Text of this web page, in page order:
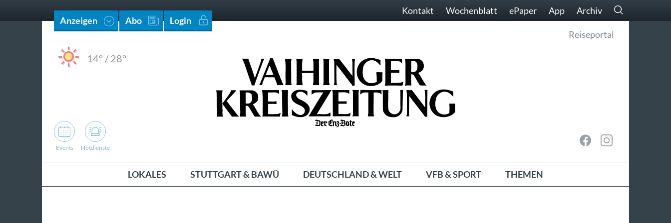
Anzeigen Abo Login
Kontakt Wochenblatt ePaper App Archiv
14° /28°
Reiseportal
Events Notdienste
LOKALES STUTTGART & BAWÜ DEUTSCHLAND & WELT VFB & SPORT THEMEN